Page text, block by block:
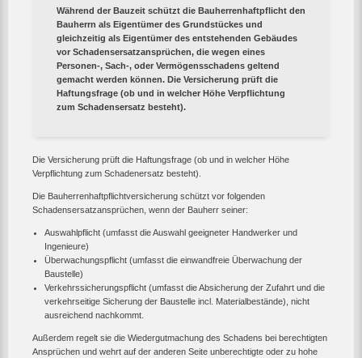
Während der Bauzeit schützt die Bauherrenhaftpflicht den
Bauherrn als Eigentümer des Grundstückes und
gleichzeitig als Eigentümer des entstehenden Gebäudes
vor Schadensersatzansprüchen, die wegen eines
Personen-, Sach-, oder Vermögensschadens geltend
gemacht werden können. Die Versicherung prüft die
Haftungsfrage (ob und in welcher Höhe Verpflichtung
zum Schadensersatz besteht).
Die Versicherung prüft die Haftungsfrage (ob und in welcher Höhe
Verpflichtung zum Schadenersatz besteht).
Die Bauherrenhaftpflichtversicherung schützt vor folgenden
Schadensersatzansprüchen, wenn der Bauherr seiner:
Auswahlpflicht (umfasst die Auswahl geeigneter Handwerker und
Ingenieure)
Überwachungspflicht (umfasst die einwandfreie Überwachung der
Baustelle)
Verkehrssicherungspflicht (umfasst die Absicherung der Zufahrt und die
verkehrseitige Sicherung der Baustelle incl. Materialbestände), nicht
ausreichend nachkommt.
Außerdem regelt sie die Wiedergutmachung des Schadens bei berechtigten
Ansprüchen und wehrt auf der anderen Seite unberechtigte oder zu hohe